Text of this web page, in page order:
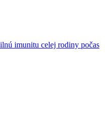
imunitu celej rodiny počas